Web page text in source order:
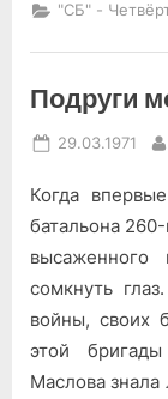
"СБ" -
Подруги
Posted
29.03.1971
Когда
батальона
сомкнуть
войны, своих
этой
Маслова знала